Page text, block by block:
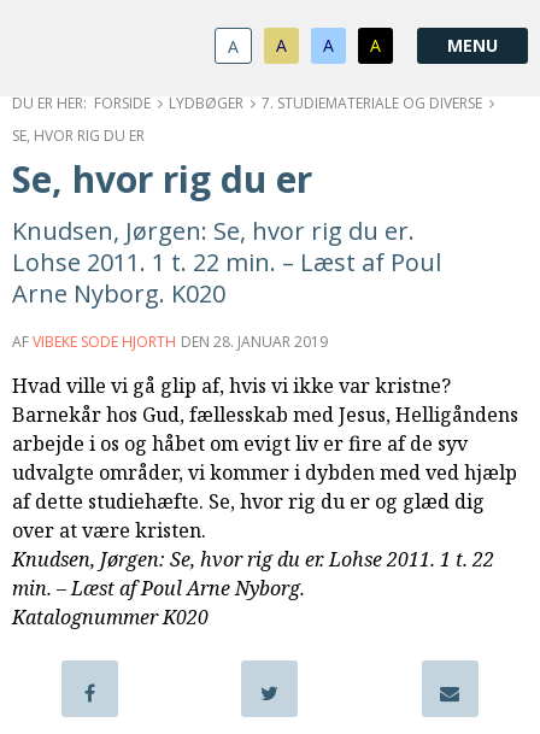
og
gå
indhold
forsiden
guide
for
1.2:
Bestyrelse
1.3:
Økonomi
1.5:
Privatlivspolitik
2.0:
Nyheder
3.0:
Kalender
4.0:
Kristeligt
Lydbibliotek
til
udlån
6.0:
Bibelen
7.0:
Arrangementer
7.1:
Sommerstævne
7.2:
Nordisk
samarbejde
8.0:
Støt
KABB!
indlæg:
A A A A
FORSIDE LYDBØGER
7. STUDIEMATERIALE OG DIVERSE
SE, HVOR RIG DU ER
Se, hvor rig du er
Knudsen, Jørgen: Se, hvor rig du er.
Lohse 2011. 1 t. 22 min. – Læst af Poul
Arne Nyborg. K020
AFVIBEKE SODE HJORTH DEN 28. JANUAR 2019
Hvad ville vi gå glip af, hvis vi ikke var kristne?
Barnekår hos Gud, fællesskab med Jesus, Helligåndens
arbejde i os og håbet om evigt liv er fire af de syv
udvalgte områder, vi kommer i dybden med ved hjælp
af dette studiehæfte. Se, hvor rig du er og glæd dig
over at være kristen.
Knudsen, Jørgen: Se, hvor rig du er. Lohse 2011. 1 t. 22
min. – Læst af Poul Arne Nyborg.
Katalognummer K020